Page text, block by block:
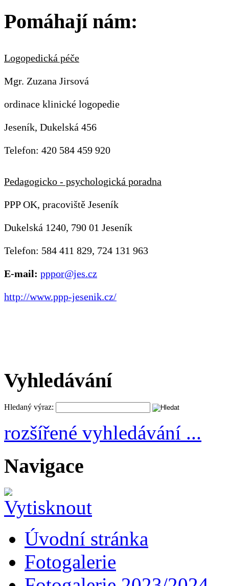
Pomáhají nám:
Logopedická péče
Mgr. Zuzana Jirsová
ordinace klinické logopedie
Jeseník, Dukelská 456
Telefon: 420 584 459 920
Pedagogicko - psychologická poradna
PPP OK, pracoviště Jeseník
Dukelská 1240, 790 01 Jeseník
Telefon: 584 411 829, 724 131 963
E-mail: pppor@jes.cz
http://www.ppp-jesenik.cz/
Vyhledávání
Hledaný výraz:
rozšířené vyhledávání ...
Navigace
Úvodní stránka
Fotogalerie